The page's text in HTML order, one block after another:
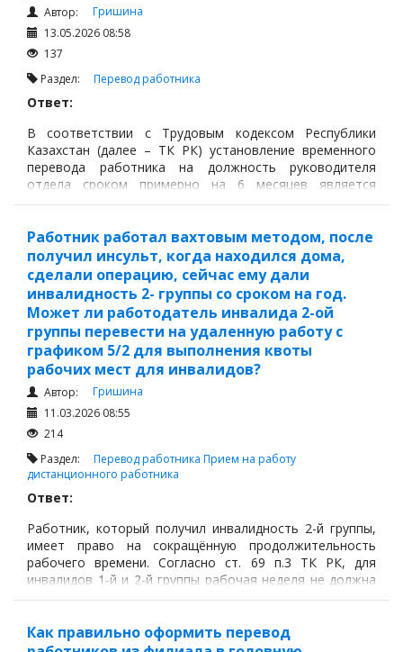
Автор:
Гришина
13.05.2026 08:58
137
Раздел: Перевод работника
Ответ:
В соответствии с Трудовым кодексом Республики
Казахстан (далее – ТК РК) установление временного
перевода работника на должность руководителя
отдела сроком примерно на 6 месяцев является
допустимым.
Работник работал вахтовым методом, после
получил инсульт, когда находился дома,
сделали операцию, сейчас ему дали
инвалидность 2- группы со сроком на год.
Может ли работодатель инвалида 2-ой
группы перевести на удаленную работу с
графиком 5/2 для выполнения квоты
рабочих мест для инвалидов?
Автор:
Гришина
11.03.2026 08:55
214
Раздел: Перевод работника Прием на работу
дистанционного работника
Ответ:
Работник, который получил инвалидность 2-й группы,
имеет право на сокращённую продолжительность
рабочего времени. Согласно ст. 69 п.3 ТК РК, для
инвалидов 1-й и 2-й группы рабочая неделя не должна
превышать 36 часов, а продолжительность
Как правильно оформить перевод